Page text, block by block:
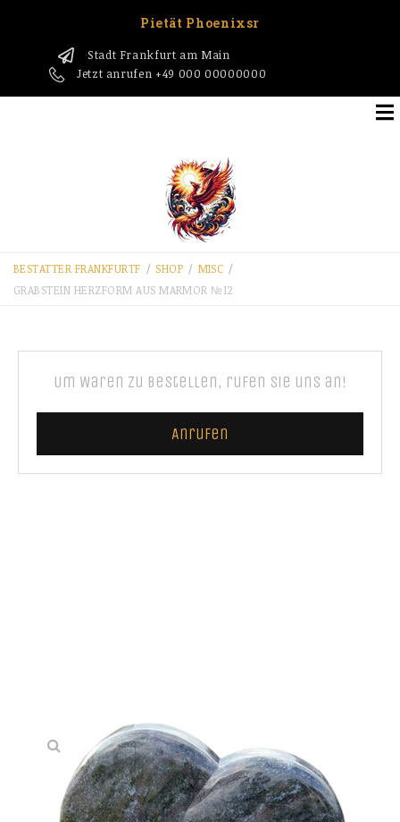
Pietät Phoenixsr
Stadt Frankfurt am Main
Jetzt anrufen +49 000 00000000
BESTATTER FRANKFURT​F / SHOP / MISC /
GRABSTEIN HERZFORM AUS MARMOR №12
Um Waren zu bestellen, rufen Sie uns an!
Anrufen